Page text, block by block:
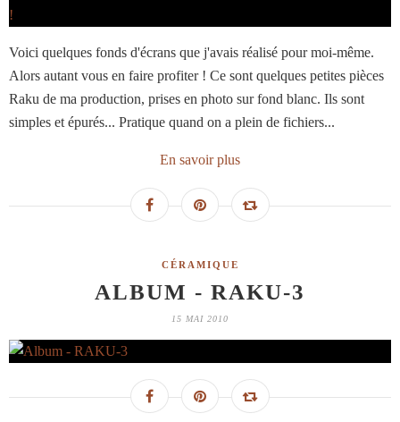
Voici quelques fonds d'écrans que j'avais réalisé pour moi-même.
Alors autant vous en faire profiter ! Ce sont quelques petites pièces
Raku de ma production, prises en photo sur fond blanc. Ils sont
simples et épurés... Pratique quand on a plein de fichiers...
En savoir plus
CÉRAMIQUE
ALBUM - RAKU-3
15 MAI 2010